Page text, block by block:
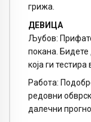
грижа.
ДЕВИЦА
Љубов:
покана.
која ги
Работа:
редовни
далечни